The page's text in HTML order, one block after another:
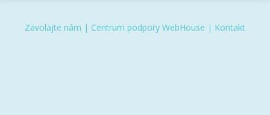
Zavolajte nám | Centrum podpory WebHouse | Kontakt